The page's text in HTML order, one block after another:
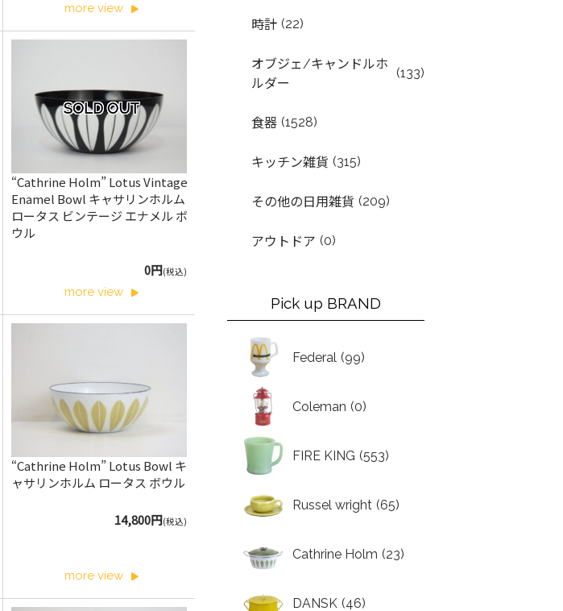
more view
SOLD OUT
“Cathrine Holm” Lotus Vintage
Enamel Bowl キャサリンホルム
ロータス ビンテージ エナメル ボ
ウル
0円(税込)
more view
“Cathrine Holm” Lotus Bowl キ
ャサリンホルム ロータス ボウル
14,800円(税込)
more view
時計 (22)
オブジェ/キャンドルホ
ルダー
(133)
食器 (1528)
キッチン雑貨 (315)
その他の日用雑貨 (209)
アウトドア (0)
Pick up BRAND
Federal (99)
Coleman (0)
FIRE KING (553)
Russel wright (65)
Cathrine Holm (23)
DANSK (46)